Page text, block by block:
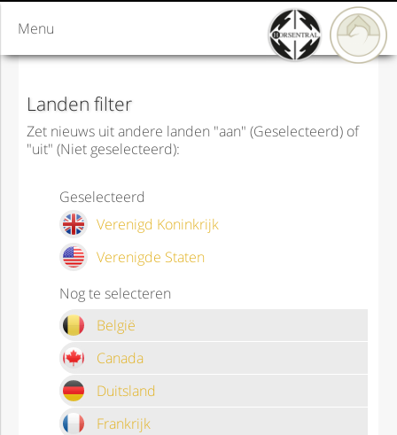
Menu
Landen filter
Zet nieuws uit andere landen "aan" (Geselecteerd) of
"uit" (Niet geselecteerd):
Geselecteerd
Verenigd Koninkrijk
Verenigde Staten
Nog te selecteren
België
Canada
Duitsland
Frankrijk